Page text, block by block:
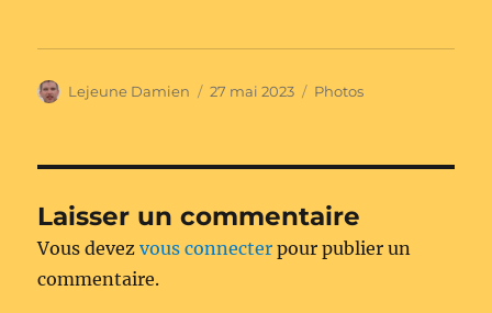
Auteur
Lejeune Damien
Publié
27 mai 2023 Catégories
Photos
Laisser un commentaire
Vous devezvous connecter pour publier un
commentaire.